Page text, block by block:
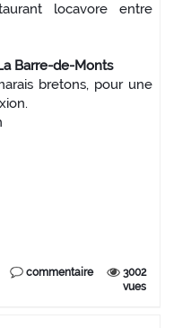
locavore entre
Barre-de-Monts
bretons, pour une
commentaire
3002
vues